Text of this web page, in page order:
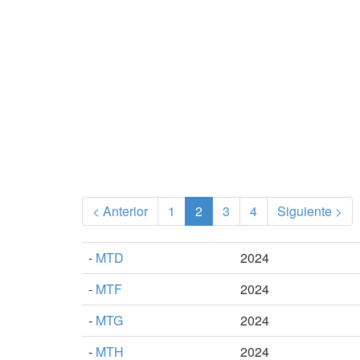
< Anterior 1 2 (current)
3 4 Siguiente >
- MTD 2024
- MTF 2024
- MTG 2024
- MTH 2024